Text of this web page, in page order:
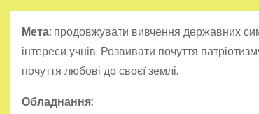
Мета: продовжувати вивчення державних
інтереси учнів. Розвивати почуття
почуття любові до своєї землі.
Обладнання: